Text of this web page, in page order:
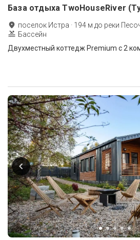
База отдыха TwoHouseRiver
поселок Истра · 194 м до реки
Бассейн